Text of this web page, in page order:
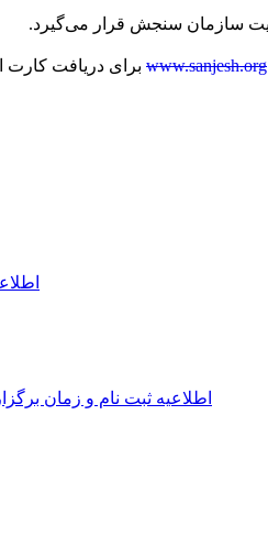
www.sanjesh.org برای دریافت کارت
اطلاعیه ثبت نام و زمان